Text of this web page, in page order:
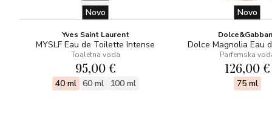
Novo
Yves Saint Laurent
MYSLF Eau de Toilette Intense
Toaletna voda
95,00 €
40 ml 60 ml 100 ml
Novo
Dolce Magnolia Eau
Parfemska
126,00 €
75 ml